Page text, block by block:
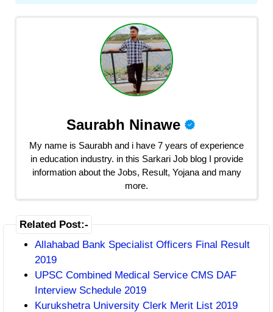
Saurabh Ninawe
My name is Saurabh and i have 7 years of experience
in education industry. in this Sarkari Job blog I provide
information about the Jobs, Result, Yojana and many
more.
Related Post:-
Allahabad Bank Specialist Officers Final Result
2019
UPSC Combined Medical Service CMS DAF
Interview Schedule 2019
Kurukshetra University Clerk Merit List 2019